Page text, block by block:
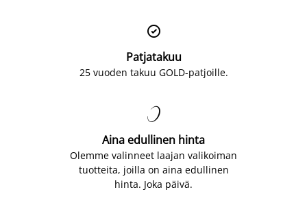

Patjatakuu
25 vuoden takuu GOLD-patjoille.

Aina edullinen hinta
Olemme valinneet laajan valikoiman
tuotteita, joilla on aina edullinen
hinta. Joka päivä.